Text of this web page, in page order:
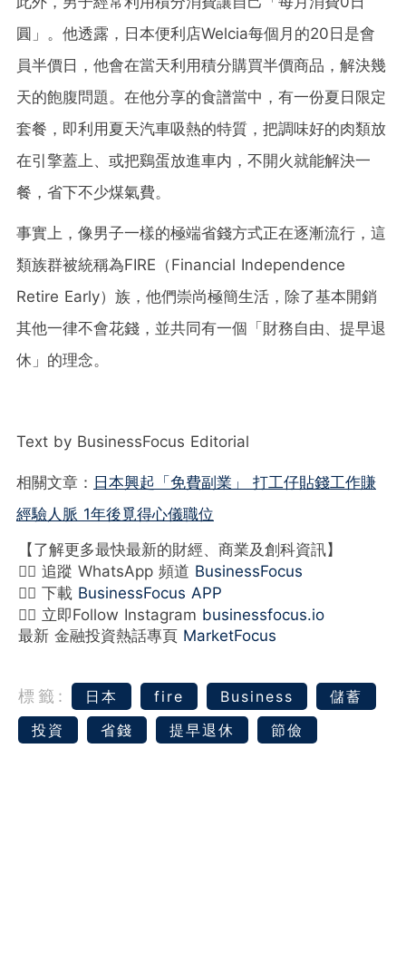
圓」。他透露，日本便利店Welcia每個月的20日是會
員半價日，他會在當天利用積分購買半價商品，解決幾
天的飽腹問題。在他分享的食譜當中，有一份夏日限定
套餐，即利用夏天汽車吸熱的特質，把調味好的肉類放
在引擎蓋上、或把鷄蛋放進車内，不開火就能解決一
餐，省下不少煤氣費。
事實上，像男子一樣的極端省錢方式正在逐漸流行，這
類族群被統稱為FIRE（Financial Independence
Retire Early）族，他們崇尚極簡生活，除了基本開銷
其他一律不會花錢，並共同有一個「財務自由、提早退
休」的理念。
Text by BusinessFocus Editorial
相關文章： 日本興起「免費副業」 打工仔貼錢工作賺
經驗人脈 1年後覓得心儀職位
【了解更多最快最新的財經、商業及創科資訊】
👉🏻 追蹤 WhatsApp 頻道 BusinessFocus
👉🏻 下載 BusinessFocus APP
👉🏻 立即Follow Instagram businessfocus.io
最新 金融投資熱話專頁 MarketFocus
標籤: 日本 fire Business
儲蓄
投資
省錢 提早退休 節儉